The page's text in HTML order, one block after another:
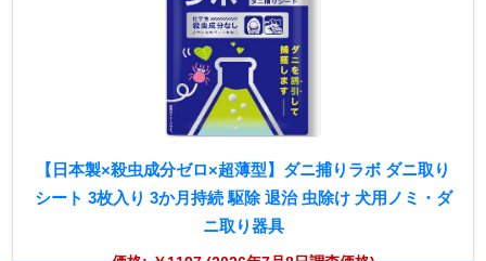
【日本製×殺虫成分ゼロ×超薄型】ダニ捕りラボ ダニ取り
シート 3枚入り 3か月持続 駆除 退治 虫除け 犬用ノミ・ダ
ニ取り器具